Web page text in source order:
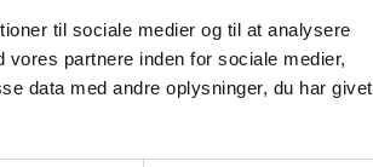
til sociale medier og til at analysere
partnere inden for sociale medier,
data med andre oplysninger, du har givet